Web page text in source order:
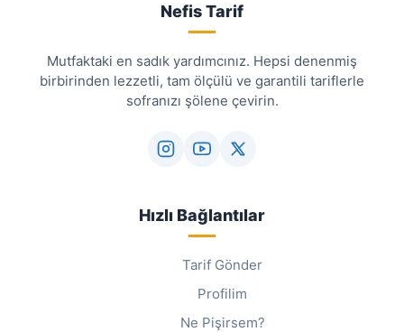
Nefis Tarif
Mutfaktaki en sadık yardımcınız. Hepsi denenmiş
birbirinden lezzetli, tam ölçülü ve garantili tariflerle
sofranızı şölene çevirin.
Hızlı Bağlantılar
Tarif Gönder
Profilim
Ne Pişirsem?